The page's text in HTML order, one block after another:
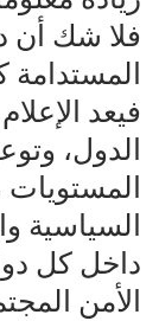
فلا شك أن
المستدامة
فيعد
الدول،
المستويات
السياسية
داخل كل
الأمن